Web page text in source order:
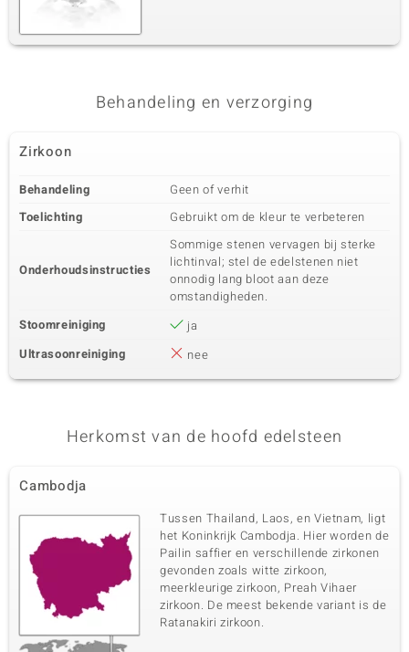
Behandeling en verzorging
Zirkoon
Behandeling
Geen of verhit
Toelichting
Gebruikt om de kleur te verbeteren
Onderhoudsinstructies
Sommige stenen vervagen bij sterke
lichtinval; stel de edelstenen niet
onnodig lang bloot aan deze
omstandigheden.
Stoomreiniging
ja
Ultrasoonreiniging
nee
Herkomst van de hoofd edelsteen
Cambodja
Tussen Thailand, Laos, en Vietnam, ligt
het Koninkrijk Cambodja. Hier worden de
Pailin saffier en verschillende zirkonen
gevonden zoals witte zirkoon,
meerkleurige zirkoon, Preah Vihaer
zirkoon. De meest bekende variant is de
Ratanakiri zirkoon.